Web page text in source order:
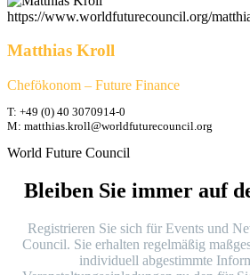
https://www.worldfuturecouncil.org/
Matthias Kroll
Chefökonom – Future Finance
T: +49 (0) 40 3070914-0
M: matthias.kroll@worldfuturecouncil.org
World Future Council
Bleiben Sie immer auf
Registrieren Sie sich für Events und
Council. Sie erhalten regelmäßig
individuell abgestimmte